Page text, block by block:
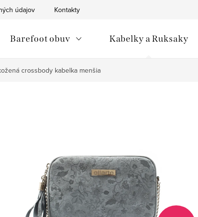
údajov Kontakty
Barefoot obuv Kabelky a Ruksaky
crossbody kabelka menšia